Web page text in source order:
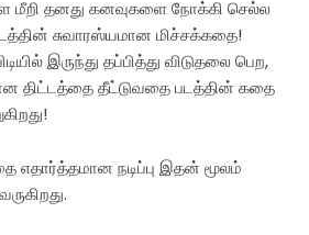
தனது கனவுகளை நோக்கி செல்ல
சுவாரஸ்யமான மிச்சக்கதை!
இருந்து தப்பித்து விடுதலை பெற,
திட்டத்தை தீட்டுவதை படத்தின் கதை
எதார்த்தமான நடிப்பு இதன் மூலம்